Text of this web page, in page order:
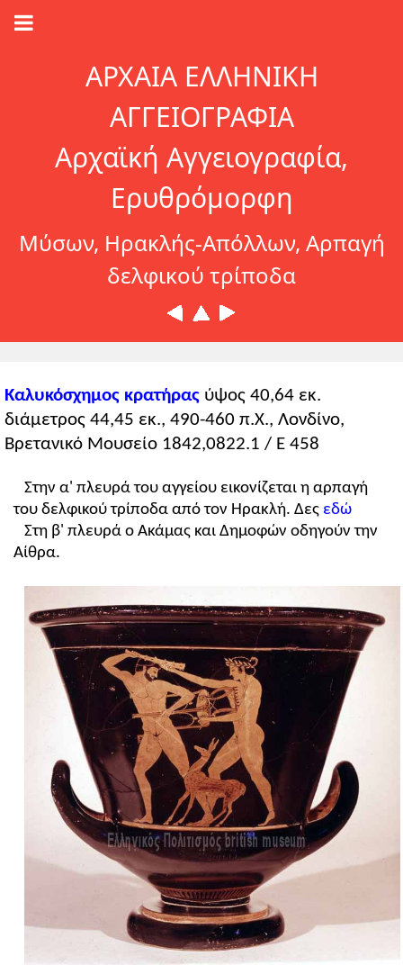
ΑΡΧΑΙΑ ΕΛΛΗΝΙΚΗ
ΑΓΓΕΙΟΓΡΑΦΙΑ
Αρχαϊκή Αγγειογραφία,
Ερυθρόμορφη
Μύσων, Ηρακλής-Απόλλων, Αρπαγή
δελφικού τρίποδα
Καλυκόσχημος κρατήρας ύψος 40,64 εκ.
διάμετρος 44,45 εκ., 490-460 π.Χ., Λονδίνο,
Βρετανικό Μουσείο 1842,0822.1 / Ε 458
Στην α' πλευρά του αγγείου εικονίζεται η αρπαγή
του δελφικού τρίποδα από τον Ηρακλή. Δες εδώ
Στη β' πλευρά ο Ακάμας και Δημοφών οδηγούν την
Αίθρα.